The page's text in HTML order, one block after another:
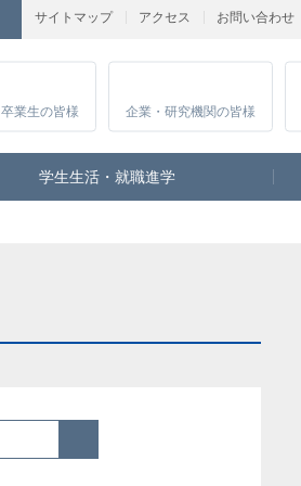
サイトマップ アクセス お問い合わせ
卒業生の皆様 企業・研究機関の皆様
学生生活・就職進学